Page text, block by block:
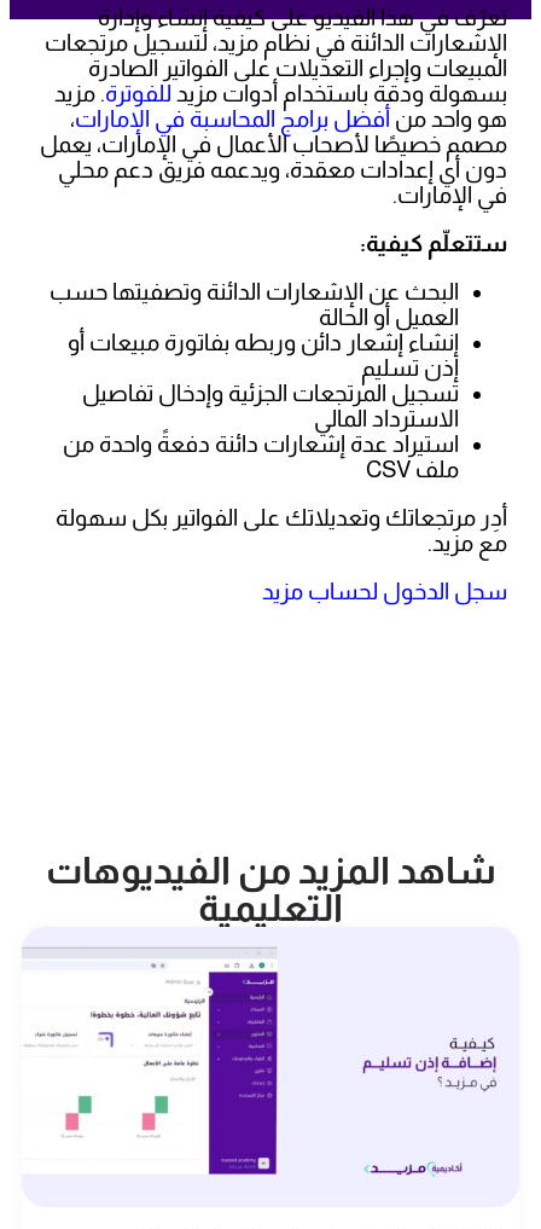
تعرّف في هذا الفيديو على كيفية إنشاء وإدارة
الإشعارات الدائنة في نظام مزيد، لتسجيل مرتجعات
المبيعات وإجراء التعديلات على الفواتير الصادرة
بسهولة ودقة باستخدام أدوات مزيد للفوترة. مزيد
هو واحد من أفضل برامج المحاسبة في الإمارات،
مصمم خصيصًا لأصحاب الأعمال في الإمارات، يعمل
دون أي إعدادات معقدة، ويدعمه فريق دعم محلي
في الإمارات.
ستتعلّم كيفية:
البحث عن الإشعارات الدائنة وتصفيتها حسب
العميل أو الحالة
إنشاء إشعار دائن وربطه بفاتورة مبيعات أو
إذن تسليم
تسجيل المرتجعات الجزئية وإدخال تفاصيل
الاسترداد المالي
استيراد عدة إشعارات دائنة دفعةً واحدة من
ملف CSV
أدِر مرتجعاتك وتعديلاتك على الفواتير بكل سهولة
مع مزيد.
سجل الدخول لحساب مزيد
شاهد المزيد من الفيديوهات
التعليمية